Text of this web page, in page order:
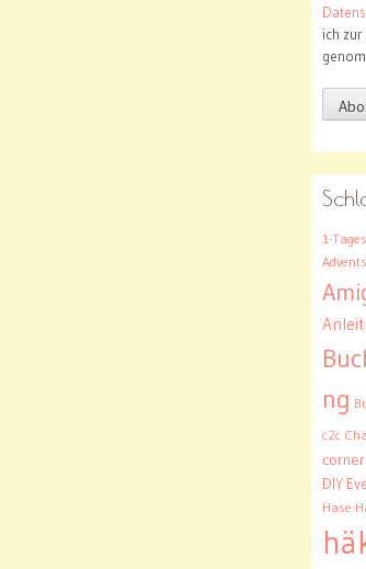
ich zur
1-
ng
c2c
DIY
Hase